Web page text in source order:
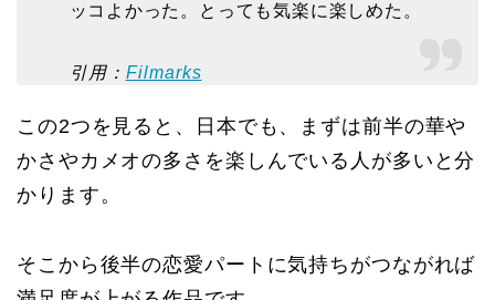
ッコよかった。とっても気楽に楽しめた。
引用： Filmarks
この2つを見ると、日本でも、まずは前半の華や
かさやカメオの多さを楽しんでいる人が多いと分
かります。
そこから後半の恋愛パートに気持ちがつながれば